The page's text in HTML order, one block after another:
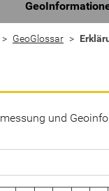
GeoGlossar
und